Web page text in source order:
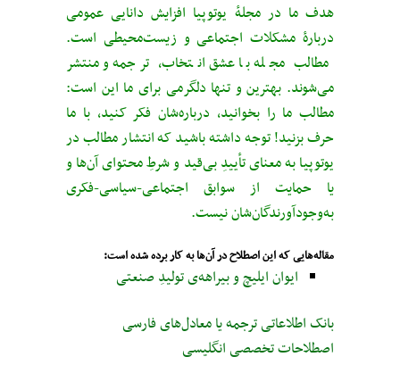
هدف ما در مجلهٔ یوتوپیا افزایش دانایی عمومی
دربارهٔ مشکلات اجتماعی و زیست‌محیطی است.
مطالب مجله با عشق انتخاب، ترجمه و منتشر
می‌شوند. بهترین و تنها دلگرمی برای ما این است:
مطالب ما را بخوانید، درباره‌شان فکر کنید، با ما
حرف بزنید! توجه داشته باشید که انتشار مطالب در
یوتوپیا به معنای تأییدِ بی‌قید‌ و شرطِ محتوای آن‌ها و
یا حمایت از سوابق اجتماعی-سیاسی-فکری
به‌وجودآورندگان‌شان نیست.
مقاله‌هایی که این اصطلاح در آن‌ها به کار برده شده است:
ایوان ایلیچ و بیراهه‌ی تولیدِ صنعتی
بانک اطلاعاتی ترجمه یا معادل‌های فارسی
اصطلاحات تخصصی انگلیسی